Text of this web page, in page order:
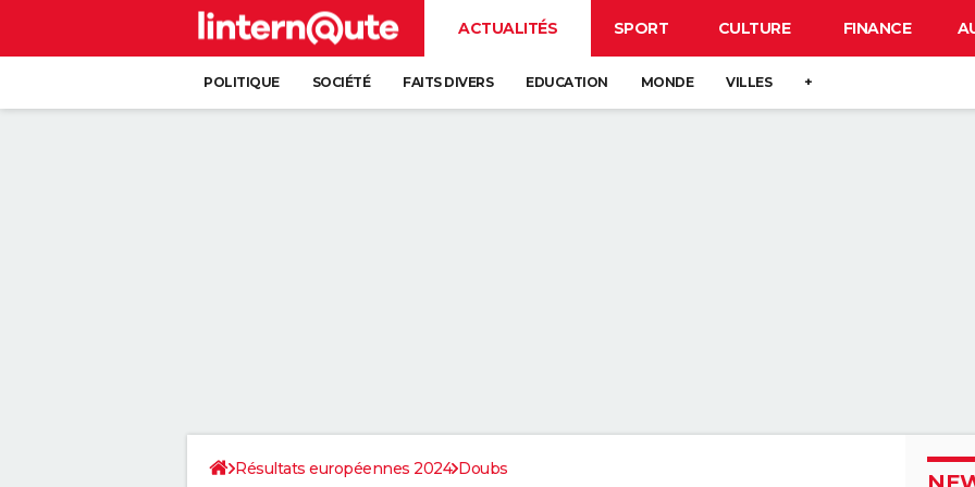
ACTUALITÉS SPORT CULTURE FINANCE
POLITIQUE SOCIÉTÉ FAITS DIVERS EDUCATION MONDE VILLES +
Résultats européennes 2024 Doubs